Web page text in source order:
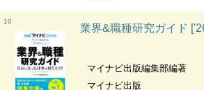
10
業界&職種研究ガイド ['26] 自分に合った仕
マイナビ出版編集部編著
マイナビ出版